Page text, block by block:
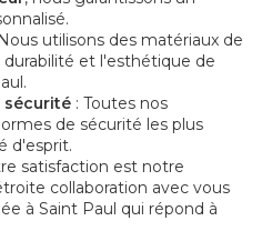
utilisons des matériaux de
et l'esthétique de
.
sécurité : Toutes nos
de sécurité les plus
d'esprit.
satisfaction est notre
collaboration avec vous
à Saint Paul qui répond à